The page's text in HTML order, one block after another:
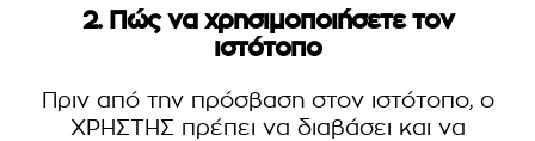
2. Πώς να χρησιμοποιήσετε τον
ιστότοπο
Πριν από την πρόσβαση στον ιστότοπο, ο
ΧΡΗΣΤΗΣ πρέπει να διαβάσει και να